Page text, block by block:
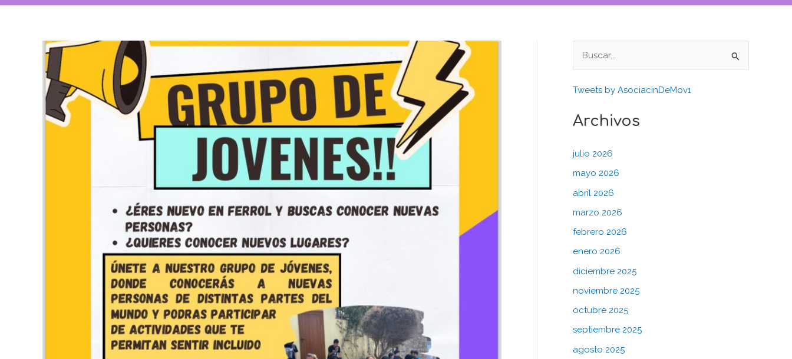
s
a
r
:
Tweets by AsociacinDeMov1
Archivos
julio 2026
mayo 2026
abril 2026
marzo 2026
febrero 2026
enero 2026
diciembre 2025
noviembre 2025
octubre 2025
septiembre 2025
agosto 2025